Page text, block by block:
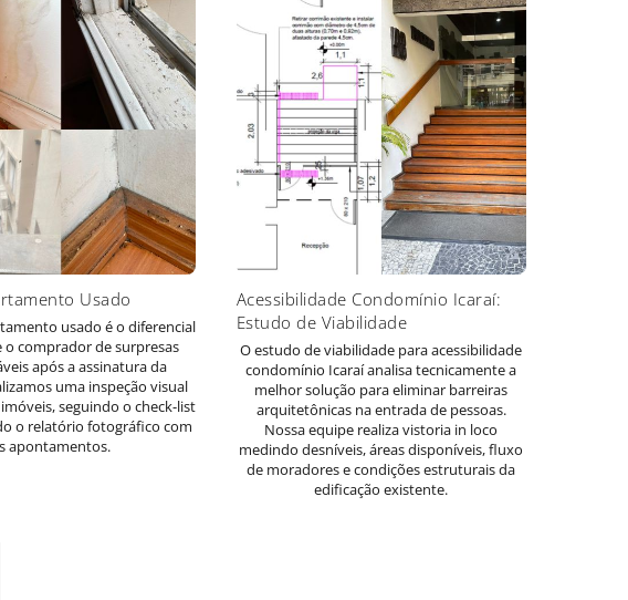
Usado
usado é o diferencial
o comprador de surpresas
após a assinatura da
uma inspeção visual
seguindo o check-list
o relatório fotográfico com
apontamentos.
Acessibilidade Condomínio Icaraí:
Estudo de Viabilidade
O estudo de viabilidade para acessibilidade
condomínio Icaraí analisa tecnicamente a
melhor solução para eliminar barreiras
arquitetônicas na entrada de pessoas.
Nossa equipe realiza vistoria in loco
medindo desníveis, áreas disponíveis, fluxo
de moradores e condições estruturais da
edificação existente.